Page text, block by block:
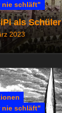
nie schläft"
als Schüler
2023
nie schläft"